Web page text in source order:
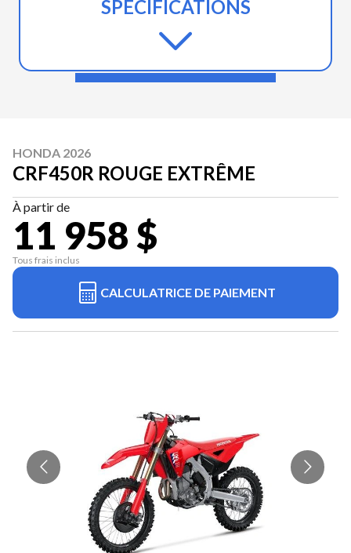
SPÉCIFICATIONS
HONDA 2026
CRF450R ROUGE EXTRÊME
À partir de
11 958 $
Tous frais inclus
CALCULATRICE DE PAIEMENT